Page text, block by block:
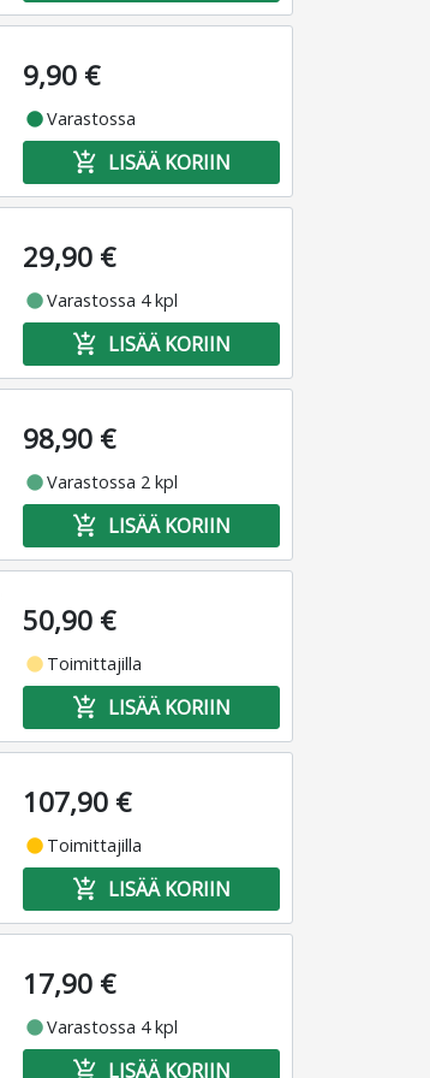
9,90 €
fiber_manual_recordVarastossa
add_shopping_cart LISÄÄ KORIIN
29,90 €
fiber_manual_recordVarastossa 4 kpl
add_shopping_cart LISÄÄ KORIIN
98,90 €
fiber_manual_recordVarastossa 2 kpl
add_shopping_cart LISÄÄ KORIIN
50,90 €
fiber_manual_record Toimittajilla
add_shopping_cart LISÄÄ KORIIN
107,90 €
fiber_manual_record Toimittajilla
add_shopping_cart LISÄÄ KORIIN
17,90 €
fiber_manual_recordVarastossa 4 kpl
add_shopping_cart LISÄÄ KORIIN